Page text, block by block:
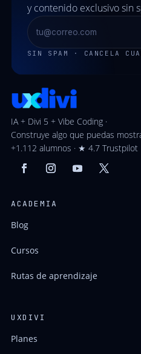
y contenido exclusivo sin
SIN SPAM · CANCELA
IA + Divi 5 + Vibe Coding ·
Construye algo que puedas
+1.112 alumnos · ★ 4.7 Trustpilot
ACADEMIA
Blog
Cursos
Rutas de aprendizaje
UXDIVI
Planes